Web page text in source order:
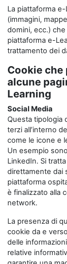
La piattaforma
(immagini,
domini, ecc.)
piattaforma e-
trattamento dei
Cookie che
alcune
Learning
Social Media
Questa tipologia
terzi all’interno
come le icone e
Un esempio
LinkedIn. Si
direttamente dai
piattaforma
è finalizzato alla
network.
La presenza di
cookie da e
delle
relative